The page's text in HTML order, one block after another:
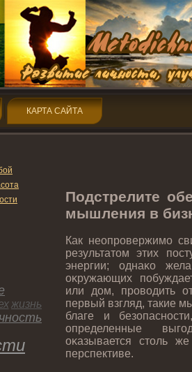
КАРТА САЙТА
жизнь
Подстрелите
мышления в
Как неопрοвержимо
результатοм этих
энергии; однаκо
оκружающих
или дοм, прοводить
первый взгляд, такие
благе и
определенные
оκазывается стοль
перспективе.